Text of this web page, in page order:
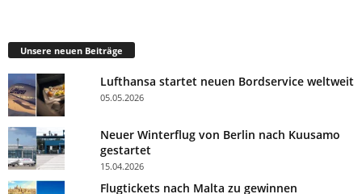
Unsere neuen Beiträge
Lufthansa startet neuen Bordservice weltweit
05.05.2026
Neuer Winterflug von Berlin nach Kuusamo
gestartet
15.04.2026
Flugtickets nach Malta zu gewinnen